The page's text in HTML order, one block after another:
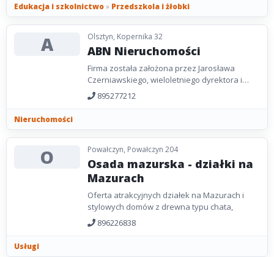
Edukacja i szkolnictwo» Przedszkola i żłobki
A Olsztyn, Kopernika 32
ABN Nieruchomości
Firma została założona przez Jarosława
Czerniawskiego, wieloletniego dyrektora i
prezesa Zakładu Budynków Komunalnych II w
Olsztynie,...
895277212
Nieruchomości
O Powałczyn, Powałczyn 204
Osada mazurska - działki na
Mazurach
Oferta atrakcyjnych działek na Mazurach i
stylowych domów z drewna typu chata,
896226838
Usługi